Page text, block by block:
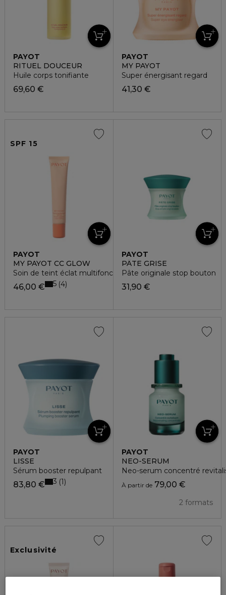
PAYOT
RITUEL DOUCEUR
Huile corps tonifiante
69,60 €
PAYOT
MY PAYOT
Super énergisant regard
41,30 €
SPF 15
PAYOT
MY PAYOT CC GLOW
Soin de teint éclat multifonctions spf15
46,00 € 5 4
PAYOT
PÂTE GRISE
Pâte originale stop bouton
31,90 €
PAYOT
LISSE
Sérum booster repulpant
83,80 € 3 1
PAYOT
NEO-SERUM
Neo-serum concentré
À partir de79,00 €
2 formats
Exclusivité